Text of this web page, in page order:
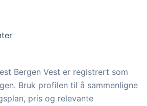
Bergen Vest er registrert som
Bruk profilen til å sammenligne
pris og relevante